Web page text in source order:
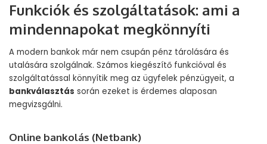
Funkciók és szolgáltatások: ami a
mindennapokat megkönnyíti
A modern bankok már nem csupán pénz tárolására és
utalására szolgálnak. Számos kiegészítő funkcióval és
szolgáltatással könnyítik meg az ügyfelek pénzügyeit, a
bankválasztás során ezeket is érdemes alaposan
megvizsgálni.
Online bankolás (Netbank)